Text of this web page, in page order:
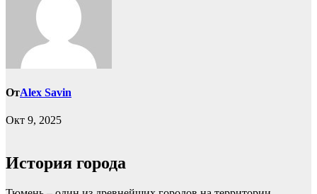
ОтAlex Savin
Окт 9, 2025
История города